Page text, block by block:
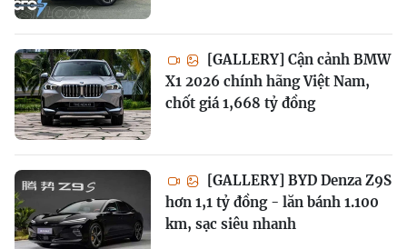
[GALLERY] Cận cảnh BMW
X1 2026 chính hãng Việt Nam,
chốt giá 1,668 tỷ đồng
[GALLERY] BYD Denza Z9S
hơn 1,1 tỷ đồng - lăn bánh 1.100
km, sạc siêu nhanh